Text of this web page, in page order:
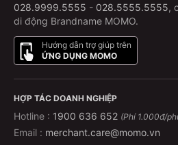
028.9999.5555 - 028.5555.5555,
di động Brandname MOMO.
Hướng dẫn trợ giúp trên
ỨNG DỤNG MOMO
HỢP TÁC DOANH NGHIỆP
Hotline : 1900 636 652 (Phí 1.000đ/
Email : merchant.care@momo.vn